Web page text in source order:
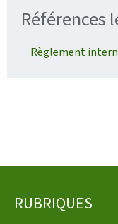
Références
Règlement
Pied
RUBRIQUES